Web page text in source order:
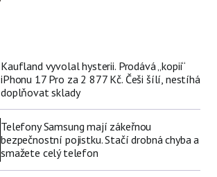
Kaufland vyvolal hysterii. Prodává „kopii“
iPhonu 17 Pro za 2 877 Kč. Češi šílí, nestíhá
doplňovat sklady
Telefony Samsung mají zákeřnou
bezpečnostní pojistku. Stačí drobná chyba a
smažete celý telefon